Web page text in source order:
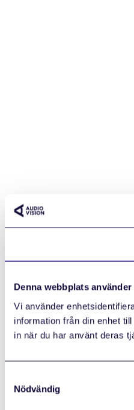
Denna webbplats
Vi använder
information från din enhet
in när du har använt deras
Nödvändig